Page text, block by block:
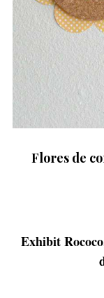
Flores de
Exhibit